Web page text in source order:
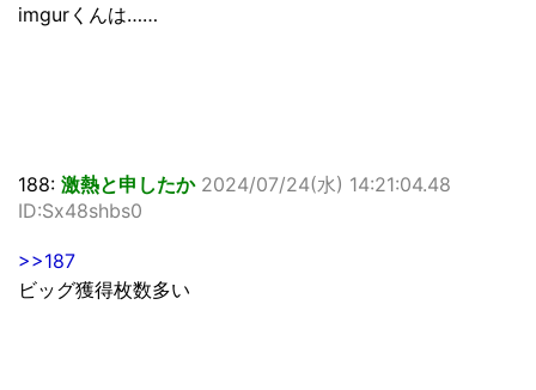
imgurくんは……
188: 激熱と申したか 2024/07/24(水) 14:21:04.48
ID:Sx48shbs0
>>187
ビッグ獲得枚数多い